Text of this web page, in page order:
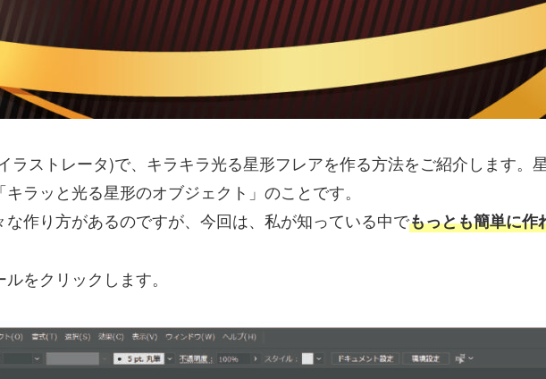
ラストレータ)で、キラキラ光る星形フレアを作る方法をご紹介します。
ラッと光る星形のオブジェクト」のことです。
作り方があるのですが、今回は、私が知っている中でもっとも簡単に作
をクリックします。